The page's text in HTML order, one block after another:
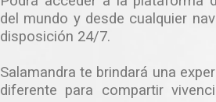
del mundo y desde cualquier
disposición 24/7.
Salamandra te brindará una
diferente para compartir